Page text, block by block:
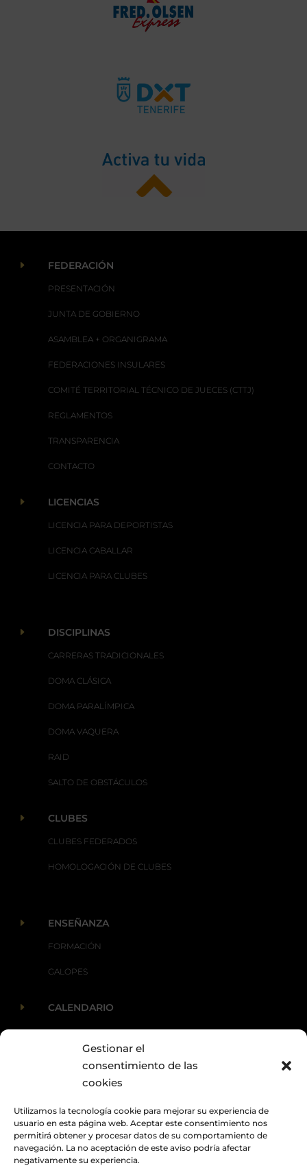
Gestionar el
consentimiento de las
cookies
Utilizamos la tecnología cookie para mejorar su experiencia de
usuario en esta página web. Aceptar este consentimiento nos
permitirá obtener y procesar datos de su comportamiento de
navegación. La no aceptación de este aviso podría afectar
negativamente su experiencia.
E FEDERACIÓN
PRESENTACIÓN
JUNTA DE GOBIERNO
ASAMBLEA + ORGANIGRAMA
FEDERACIONES INSULARES
COMITÉ TERRITORIAL TÉCNICO DE JUECES (CTTJ)
REGLAMENTOS
TRANSPARENCIA
CONTACTO
E LICENCIAS
LICENCIA PARA DEPORTISTAS
LICENCIA CABALLAR
LICENCIA PARA CLUBES
E DISCIPLINAS
CARRERAS TRADICIONALES
DOMA CLÁSICA
DOMA PARALÍMPICA
DOMA VAQUERA
RAID
SALTO DE OBSTÁCULOS
E CLUBES
CLUBES FEDERADOS
HOMOLOGACIÓN DE CLUBES
E ENSEÑANZA
FORMACIÓN
GALOPES
E CALENDARIO
ACTUALIDAD